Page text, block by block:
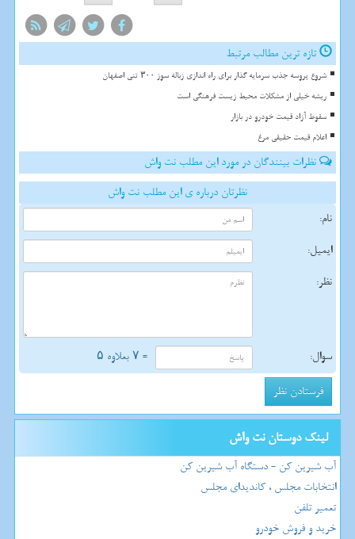
تازه ترین مطالب مرتبط
شروع پروسه جذب سرمایه گذار برای راه اندازی زباله سوز ۳۰۰ تنی اصفهان
ریشه خیلی از مشکلات محیط زیست فرهنگی است
سقوط آزاد قیمت خودرو در بازار
اعلام قیمت حقیقی مرغ
نظرات بینندگان در مورد این مطلب نت واش
نظرتان درباره ی این مطلب نت واش
نام:
ایمیل:
نظر:
سوال: = ۷ بعلاوه ۵
لینک دوستان نت واش
آب شیرین کن - دستگاه آب شیرین کن
انتخابات مجلس ، کاندیدای مجلس
تعمیر تلفن
خرید و فروش خودرو